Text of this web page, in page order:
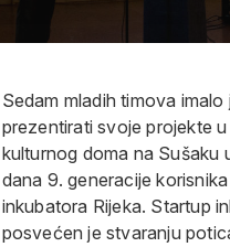
Sedam mladih timova imalo
prezentirati svoje projekte
kulturnog doma na Sušaku
dana 9. generacije
inkubatora Rijeka. Startup
posvećen je stvaranju